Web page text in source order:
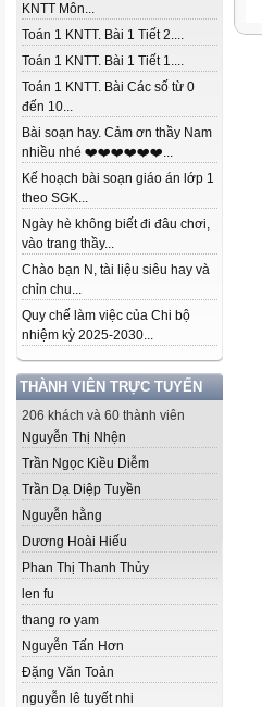
KNTT Môn...
Toán 1 KNTT. Bài 1 Tiết 2....
Toán 1 KNTT. Bài 1 Tiết 1....
Toán 1 KNTT. Bài Các số từ 0
đến 10...
Bài soạn hay. Cảm ơn thầy Nam
nhiều nhé ❤️❤️❤️❤️❤️❤️...
Kế hoạch bài soạn giáo án lớp 1
theo SGK...
Ngày hè không biết đi đâu chơi,
vào trang thầy...
Chào bạn N, tài liệu siêu hay và
chỉn chu...
Quy chế làm việc của Chi bộ
nhiệm kỳ 2025-2030...
THÀNH VIÊN TRỰC TUYẾN
206 khách và 60 thành viên
Nguyễn Thị Nhện
Trần Ngọc Kiều Diễm
Trần Dạ Diệp Tuyền
Nguyễn hằng
Dương Hoài Hiếu
Phan Thị Thanh Thủy
len fu
thang ro yam
Nguyễn Tấn Hơn
Đặng Văn Toản
nguyễn lê tuyết nhi